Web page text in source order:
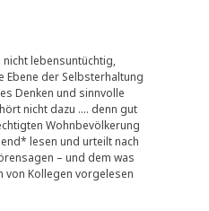
nicht lebensuntüchtig,
Ebene der Selbsterhaltung
Denken und sinnvolle
nicht dazu …. denn gut
Wohnbevölkerung
lesen und urteilt nach
– und dem was
von Kollegen vorgelesen